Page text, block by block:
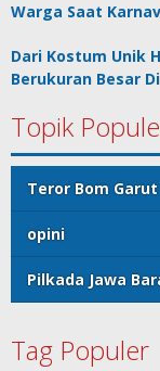
Warga Saat
Dari Kostum Unik
Berukuran Besar
Topik
Teror Bom Garut
opini
Pilkada Jawa
Tag Populer